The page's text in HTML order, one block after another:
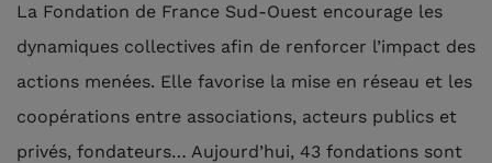
La Fondation de France Sud-Ouest encourage les
dynamiques collectives afin de renforcer l’impact des
actions menées. Elle favorise la mise en réseau et les
coopérations entre associations, acteurs publics et
privés, fondateurs… Aujourd’hui, 43 fondations sont